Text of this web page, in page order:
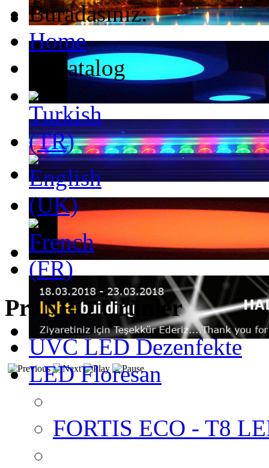
Buradasınız:
Home
E-Katalog
ProNEO Ürünler
UVC LED Dezenfekte
LED Floresan
FORTIS ECO - T8